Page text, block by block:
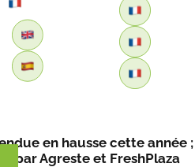
en hausse cette année ;
par Agreste et FreshPlaza